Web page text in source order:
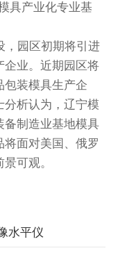
具产业化专业基
园区初期将引进
企业。近期园区将
包装模具生产企
分析认为，辽宁模
备制造业基地模具
将面对美国、俄罗
可观。
水平仪